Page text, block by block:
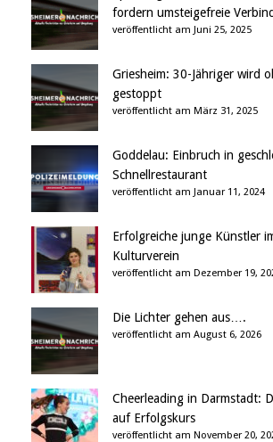
fordern umsteigefreie
veröffentlicht am Juni 25, 2025
Griesheim: 30-Jähriger wird
gestoppt
veröffentlicht am März 31, 2025
Goddelau: Einbruch in
Schnellrestaurant
veröffentlicht am Januar 11, 2024
Erfolgreiche junge Künstler
Kulturverein
veröffentlicht am Dezember 19,
Die Lichter gehen aus….
veröffentlicht am August 6, 2026
Cheerleading in Darmstadt:
auf Erfolgskurs
veröffentlicht am November 20,